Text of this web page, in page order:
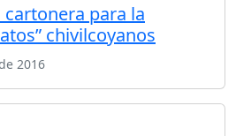
para la
chivilcoyanos
2016